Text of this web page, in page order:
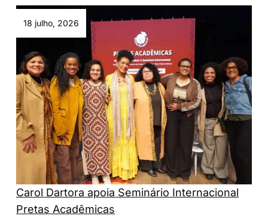
18 julho, 2026
Carol Dartora apoia Seminário Internacional
Pretas Acadêmicas